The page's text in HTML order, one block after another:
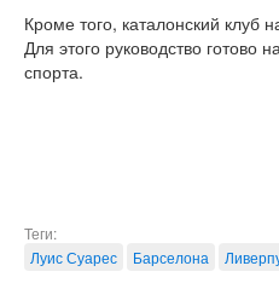
Кроме того, каталонский клуб
Для этого руководство готово
спорта.
Теги:
Луис Суарес
Барселона